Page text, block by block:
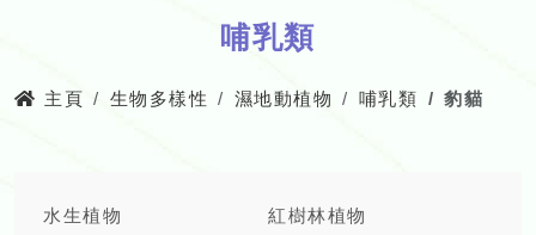
哺乳類
主頁 生物多樣性 濕地動植物 哺乳類 豹貓
水生植物 紅樹林植物